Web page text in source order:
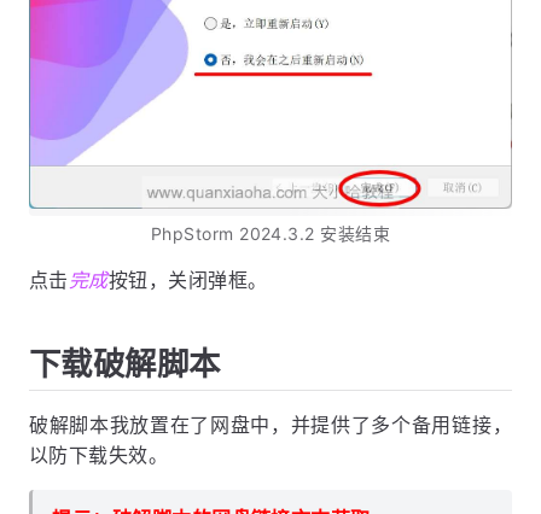
PhpStorm 2024.3.2 安装结束
点击 完成按钮，关闭弹框。
下载破解脚本
破解脚本我放置在了网盘中，并提供了多个备用链接，
以防下载失效。